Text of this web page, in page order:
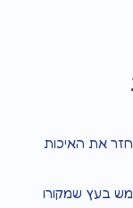
את האיכות
בעץ שמקורו